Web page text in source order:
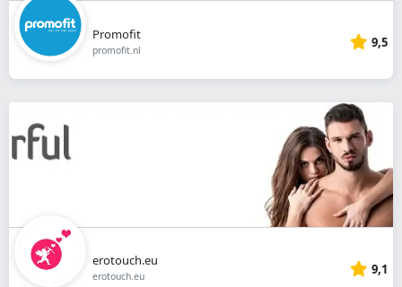
Promofit
promofit.nl 9,5
erotouch.eu
erotouch.eu 9,1